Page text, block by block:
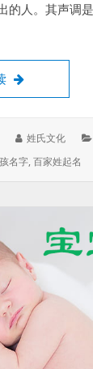
的人。其声调
徐姓女孩取名
作
姓氏文化
名字,百家姓起名